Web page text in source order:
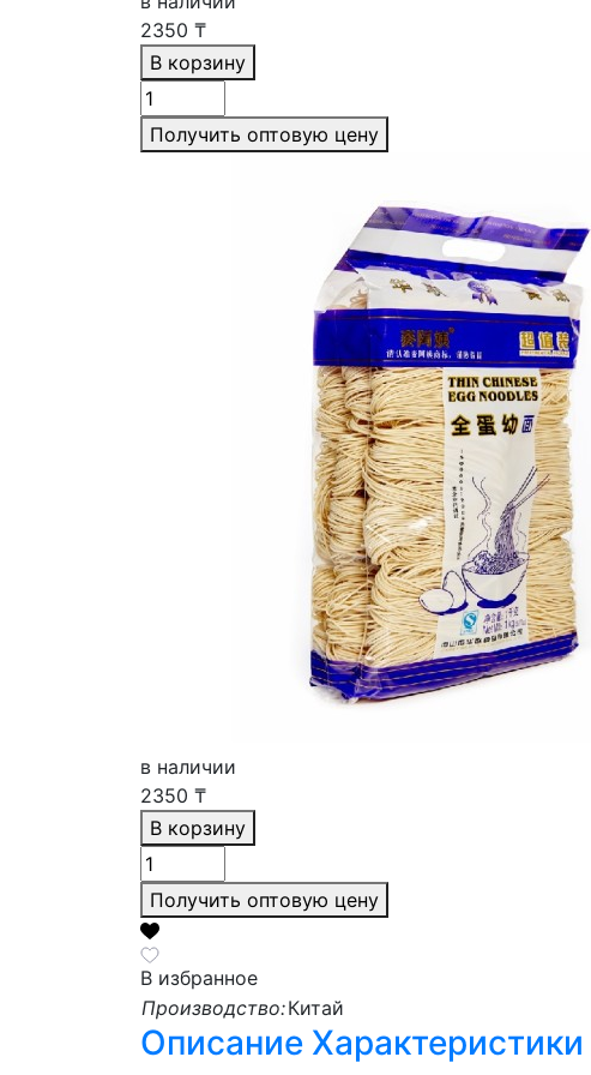
2350 ₸
В корзину
Получить оптовую цену
в наличии
2350 ₸
В корзину
Получить оптовую цену
В избранное
Производство:Китай
Описание Характеристики